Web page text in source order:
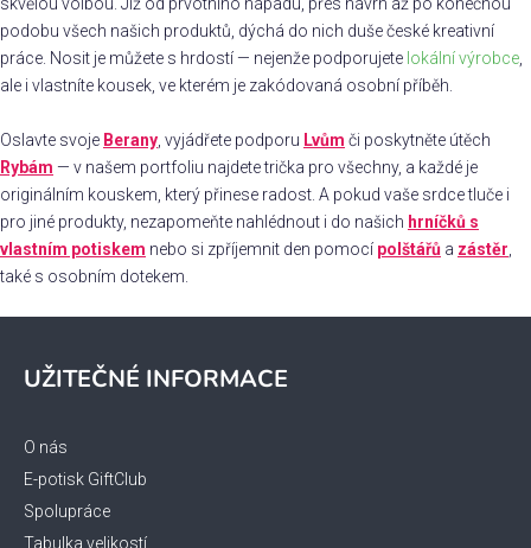
c
í
p
r
k
y
v
ý
p
s
podobu všech našich produktů, dýchá do nich duše české kreativní
práce. Nosit je můžete s hrdostí — nejenže podporujete lokální výrobce
ale i vlastníte kousek, ve kterém je zakódovaná osobní příběh.
Oslavte svoje Berany , vyjádřete podporu Lvům či poskytněte útěch
Rybám — v našem portfoliu najdete trička pro všechny, a každé je
originálním kouskem, který přinese radost. A pokud vaše srdce tluče i
pro jiné produkty, nezapomeňte nahlédnout i do našich hrníčků s
vlastním potiskem nebo si zpříjemnit den pomocí polštářů a zástěr
také s osobním dotekem.
UŽITEČNÉ INFORMACE
O nás
E-potisk GiftClub
Spolupráce
Tabulka velikostí